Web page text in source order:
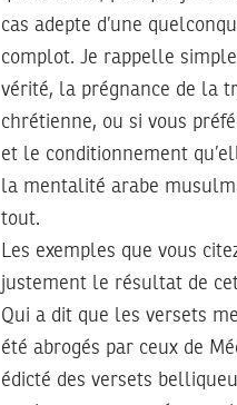
cas adepte d’une
complot. Je rappelle
vérité, la prégnance de la
chrétienne, ou si vous
et le conditionnement
la mentalité arabe
tout.
Les exemples que vous
justement le résultat de
Qui a dit que les versets
été abrogés par ceux de
édicté des versets